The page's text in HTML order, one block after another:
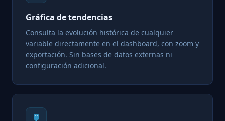
Gráfica de tendencias
Consulta la evolución histórica de cualquier
variable directamente en el dashboard, con zoom y
exportación. Sin bases de datos externas ni
configuración adicional.